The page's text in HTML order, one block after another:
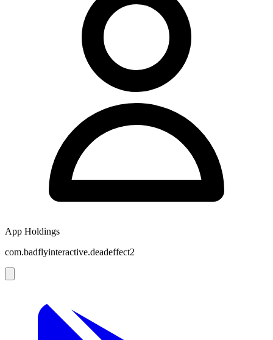
App Holdings
com.badflyinteractive.deadeffect2